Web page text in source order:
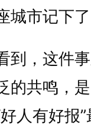
城市记下了
，这件事
的共鸣，
人有好报